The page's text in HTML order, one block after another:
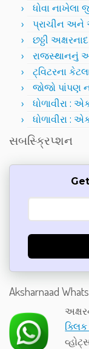
ધોવા નાખેલા
પ્રાચીન અને
છઠ્ઠી
રાજસ્થાનનું
ટ્વિટરના
જોજો પાંપણ
ધોળાવીરા :
ધોળાવીરા :
સબસ્ક્રિપ્શન
Aksharnaad